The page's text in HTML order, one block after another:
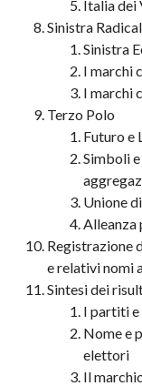
Italia dei
Sinistra
Sinistra
I marchi
I marchi
Terzo Polo
Futuro e
Simboli
Unione
Alleanza
Registrazione
e relativi nomi
Sintesi dei
I partiti e
Nome e
elettori
Il